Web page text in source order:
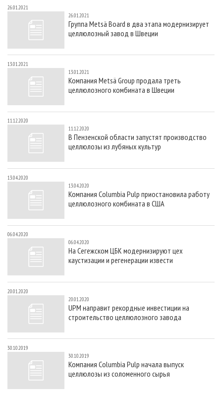
26.01.2021
26.01.2021
Группа Metsä Board в два этапа модернизирует
целлюлозный завод в Швеции
13.01.2021
13.01.2021
Компания Metsä Group продала треть
целлюлозного комбината в Швеции
11.12.2020
11.12.2020
В Пензенской области запустят производство
целлюлозы из лубяных культур
13.04.2020
13.04.2020
Компания Columbia Pulp приостановила работу
целлюлозного комбината в США
06.04.2020
06.04.2020
На Сегежском ЦБК модернизируют цех
каустизации и регенерации извести
20.01.2020
20.01.2020
UPM направит рекордные инвестиции на
строительство целлюлозного завода
30.10.2019
30.10.2019
Компания Columbia Pulp начала выпуск
целлюлозы из соломенного сырья